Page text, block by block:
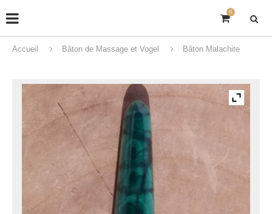
0
Accueil Bâton de Massage et Vogel Bâton Malachite